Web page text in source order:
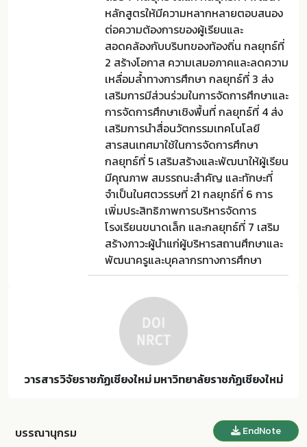
หลักสูตรให้มีความหลากหลายตอบสนอง
ต่อความต้องการของผู้เรียนและ
สอดคล้องกับบริบทของท้องถิ่น กลยุทธ์ที่
2 สร้างโอกาส ความเสมอภาคและลดความ
เหลื่อมล้ำทางการศึกษา กลยุทธ์ที่ 3 ส่ง
เสริมการมีส่วนร่วมในการจัดการศึกษาและ
การจัดการศึกษาเชิงพื้นที่ กลยุทธ์ที่ 4 ส่ง
เสริมการนำสื่อนวัตกรรมเทคโนโลยี
สารสนเทศมาใช้ในการจัดการศึกษา
กลยุทธ์ที่ 5 เสริมสร้างและพัฒนาให้ผู้เรียน
มีคุณภาพ สมรรถนะสำคัญ และทักษะที่
จำเป็นในศตวรรษที่ 21 กลยุทธ์ที่ 6 การ
เพิ่มประสิทธิภาพการบริหารจัดการ
โรงเรียนขนาดเล็ก และกลยุทธ์ที่ 7 เสริม
สร้างภาวะผู้นำแก่ผู้บริหารสถานศึกษาและ
พัฒนาครูและบุคลากรทางการศึกษา
วารสารวิจัยราชภัฏเชียงใหม่ มหาวิทยาลัยราชภัฏเชียงใหม่
บรรณานุกรม EndNote